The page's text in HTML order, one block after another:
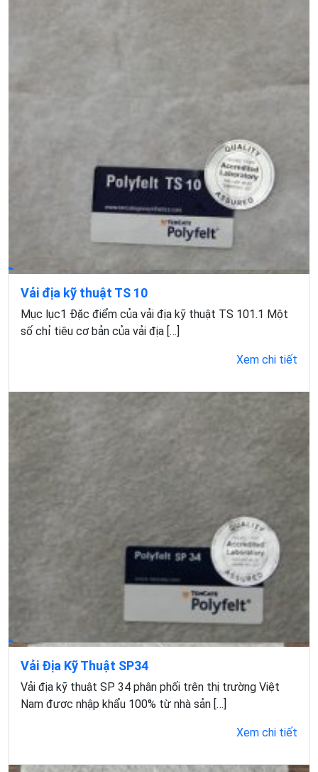
Vải địa kỹ thuật TS 10
Mục lục1 Đặc điểm của vải địa kỹ thuật TS 101.1 Một
số chỉ tiêu cơ bản của vải địa […]
Xem chi tiết
Vải Địa Kỹ Thuật SP34
Vải địa kỹ thuật SP 34 phân phối trên thị trường Việt
Nam đươc nhập khẩu 100% từ nhà sản […]
Xem chi tiết